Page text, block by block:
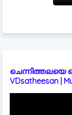
ചെന്നിത്തലയെ
VDsatheesan |